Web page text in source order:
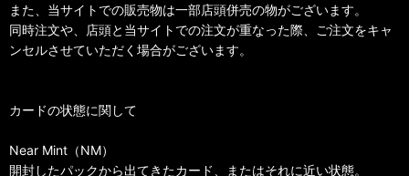
また、当サイトでの販売物は一部店頭併売の物がございます。
同時注文や、店頭と当サイトでの注文が重なった際、ご注文をキャ
ンセルさせていただく場合がございます。
カードの状態に関して
Near Mint（NM）
開封したパックから出てきたカード、またはそれに近い状態。